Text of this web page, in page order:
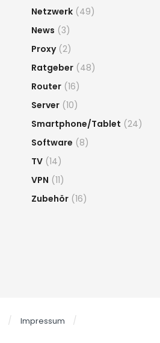
Netzwerk (49)
News (3)
Proxy(2)
Ratgeber (48)
Router (16)
Server (10)
Smartphone/Tablet (24)
Software (8)
TV (14)
VPN (11)
Zubehör (16)
Impressum